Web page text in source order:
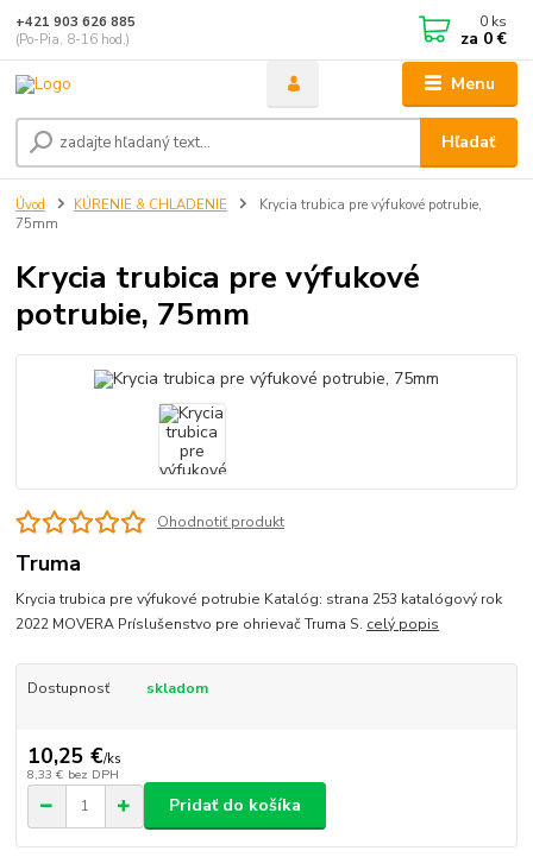
Menu
Hľadať
+421 903 626 885
(Po-Pia, 8-16 hod.)
0 ks
za 0 €
Úvod KÚRENIE & CHLADENIE
Krycia trubica pre výfukové potrubie,
75mm
Krycia trubica pre výfukové
potrubie, 75mm
Ohodnotiť produkt
Truma
Krycia trubica pre výfukové potrubie Katalóg: strana 253 katalógový rok
2022 MOVERA Príslušenstvo pre ohrievač Truma S. celý popis
Dostupnosť skladom
10,25 €/ks
8,33 € bez DPH
Pridať do košíka